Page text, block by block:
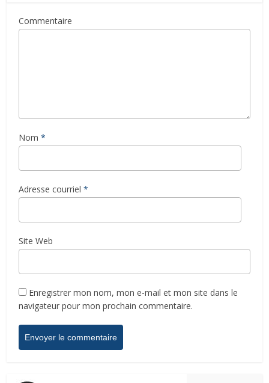
Commentaire
Nom *
Adresse courriel *
Site Web
Enregistrer mon nom, mon e-mail et mon site dans le
navigateur pour mon prochain commentaire.